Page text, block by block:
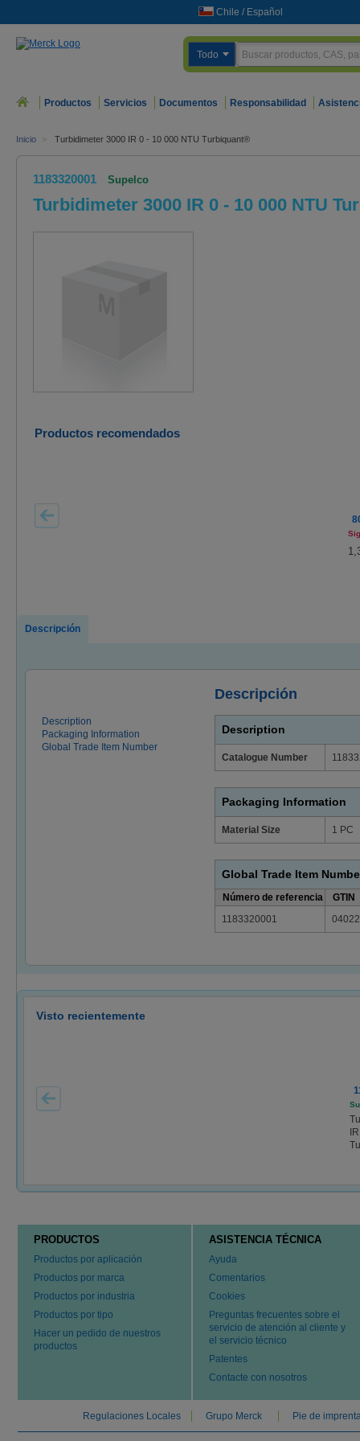
Chile / Español
Todo
Productos Servicios Documentos Responsabilidad
Inicio > Turbidimeter 3000 IR 0 - 10 000 NTU Turbiquant®
1183320001 Supelco
Turbidimeter 3000 IR 0 - 10 000 NTU
Productos recomendados
Descripción
Descripción
Description
Packaging Information
Global Trade Item Number
Description
Catalogue Number
Packaging Information
Material Size 1 PC
Global Trade Item
Número de referencia
GTIN
1183320001
Visto recientemente
PRODUCTOS
Productos por aplicación
Productos por marca
Productos por industria
Productos por tipo
Hacer un pedido de nuestros
productos
ASISTENCIA TÉCNICA
Ayuda
Comentarios
Cookies
Preguntas frecuentes sobre el
servicio de atención al cliente y
el servicio técnico
Patentes
Contacte con nosotros
Regulaciones Locales Grupo Merck Pie de